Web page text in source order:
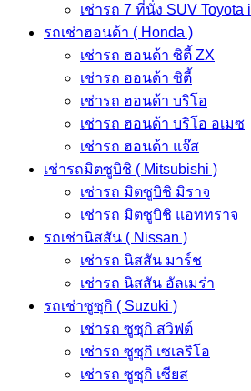
เช่ารถ 7 ที่นั่ง SUV Toyota
รถเช่าฮอนด้า ( Honda )
เช่ารถ ฮอนด้า ซิตี้ ZX
เช่ารถ ฮอนด้า ซิตี้
เช่ารถ ฮอนด้า บริโอ
เช่ารถ ฮอนด้า บริโอ อเมซ
เช่ารถ ฮอนด้า แจ๊ส
เช่ารถมิตซูบิชิ ( Mitsubishi )
เช่ารถ มิตซูบิชิ มิราจ
เช่ารถ มิตซูบิชิ แอททราจ
รถเช่านิสสัน ( Nissan )
เช่ารถ นิสสัน มาร์ช
เช่ารถ นิสสัน อัลเมร่า
รถเช่าซูซุกิ ( Suzuki )
เช่ารถ ซูซุกิ สวิฟต์
เช่ารถ ซูซุกิ เซเลริโอ
เช่ารถ ซูซุกิ เซียส